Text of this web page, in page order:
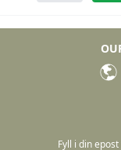
Fyll i din